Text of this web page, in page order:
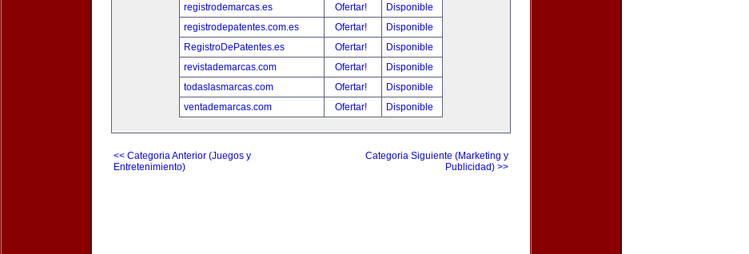
registrodemarcas.es
Ofertar!
Disponible
registrodepatentes.com.es
Ofertar!
Disponible
RegistroDePatentes.es
Ofertar!
Disponible
revistademarcas.com
Ofertar!
Disponible
todaslasmarcas.com
Ofertar!
Disponible
ventademarcas.com
Ofertar! Disponible
<< Categoria Anterior (Juegos y
Entretenimiento)
Categoria Siguiente (Marketing y
Publicidad) >>